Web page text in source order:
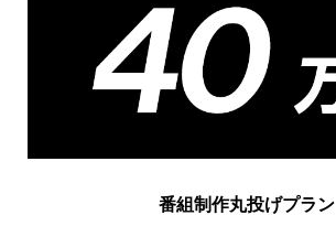
番組制作丸投げプラン